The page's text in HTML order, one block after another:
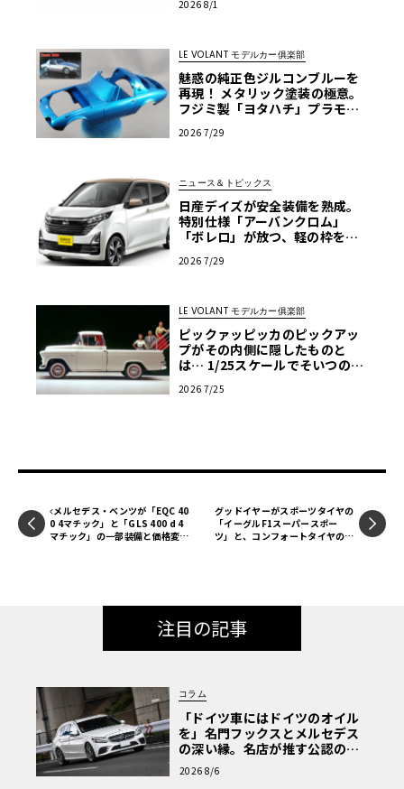
2026 8/1
LE VOLANT モデルカー俱楽部
魅惑の純正色ジルコンブルーを
再現！ メタリック塗装の極意。
フジミ製「ヨタハチ」プラモを
みよう！ 第7回【LE VOLANT モ
2026 7/29
ニュース＆トピックス
日産デイズが安全装備を熟成。
特別仕様「アーバンクロム」
「ボレロ」が放つ、軽の枠を超
2026 7/29
LE VOLANT モデルカー俱楽部
ピックァッピッカのピックアッ
プがその内側に隠したものと
は… 1/25スケールでそいつの正
プラモ・クロニクル】第64回
2026 7/25
メルセデス・ベンツが「EQC 40
0 4マチック」と「GLS 400 d 4
マチック」の一部装備と価格変更
グッドイヤーがスポーツタイヤの
「イーグルF1スーパースポー
ツ」と、コンフォートタイヤの
注目の記事
コラム
「ドイツ車にはドイツのオイル
を」名門フックスとメルセデス
の深い縁。名店が推す公認の安
心と、Cクラスで味わうシルキー
な走り〈PR〉
2026 8/6